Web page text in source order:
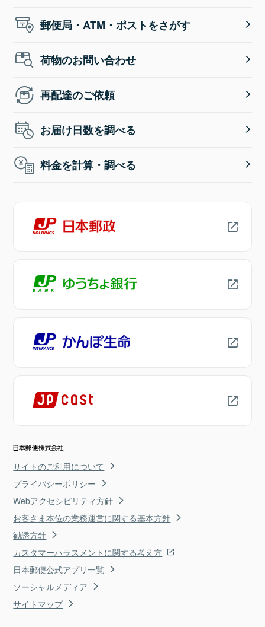
郵便局・ATM・ポストをさがす
荷物のお問い合わせ
再配達のご依頼
お届け日数を調べる
料金を計算・調べる
サイトのご利用について
プライバシーポリシー
Webアクセシビリティ方針
お客さま本位の業務運営に関する基本方針
勧誘方針
カスタマーハラスメントに関する考え方
日本郵便公式アプリ一覧
ソーシャルメディア
サイトマップ